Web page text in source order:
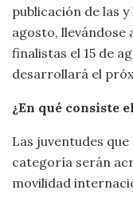
publicación de las
agosto, llevándose
finalistas el 15 de
desarrollará el
¿En qué consiste
Las juventudes
categoría serán
movilidad